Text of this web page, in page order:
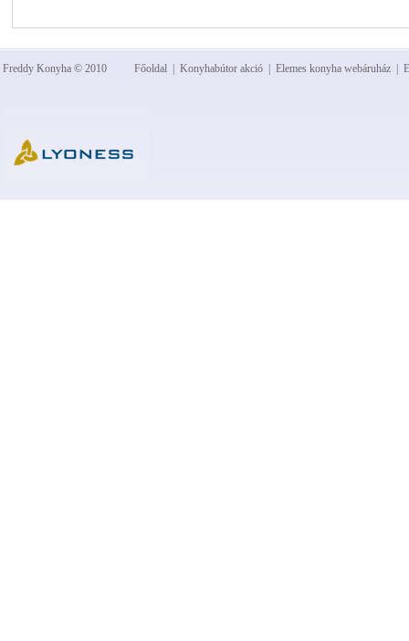
Freddy Konyha © 2010 Főoldal Konyhabútor akció Elemes konyha webáruház